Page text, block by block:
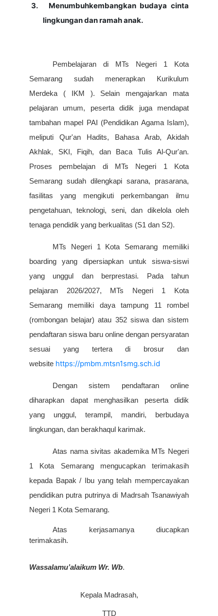
3. Menumbuhkembangkan budaya cinta
lingkungan dan ramah anak.
Pembelajaran di MTs Negeri 1 Kota
Semarang sudah menerapkan Kurikulum
Merdeka ( IKM ). Selain mengajarkan mata
pelajaran umum, peserta didik juga mendapat
tambahan mapel PAI (Pendidikan Agama Islam),
meliputi Qur'an Hadits, Bahasa Arab, Akidah
Akhlak, SKI, Fiqih, dan Baca Tulis Al-Qur'an.
Proses pembelajan di MTs Negeri 1 Kota
Semarang sudah dilengkapi sarana, prasarana,
fasilitas yang mengikuti perkembangan ilmu
pengetahuan, teknologi, seni, dan dikelola oleh
tenaga pendidik yang berkualitas (S1 dan S2).
MTs Negeri 1 Kota Semarang memiliki
boarding yang dipersiapkan untuk siswa-siswi
yang unggul dan berprestasi. Pada tahun
pelajaran 2026/2027, MTs Negeri 1 Kota
Semarang memiliki daya tampung 11 rombel
(rombongan belajar) atau 352 siswa dan sistem
pendaftaran siswa baru online dengan persyaratan
sesuai yang tertera di brosur dan
website https://pmbm.mtsn1smg.sch.id
Dengan sistem pendaftaran online
diharapkan dapat menghasilkan peserta didik
yang unggul, terampil, mandiri, berbudaya
lingkungan, dan berakhaqul karimak.
Atas nama sivitas akademika MTs Negeri
1 Kota Semarang mengucapkan terimakasih
kepada Bapak / Ibu yang telah mempercayakan
pendidikan putra putrinya di Madrsah Tsanawiyah
Negeri 1 Kota Semarang.
Atas kerjasamanya diucapkan
terimakasih.
Wassalamu’alaikum Wr. Wb.
Kepala Madrasah,
TTD